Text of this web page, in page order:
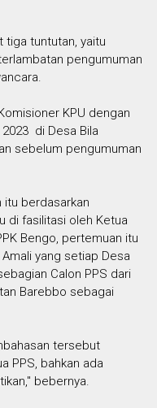
tiga tuntutan, yaitu
pengumuman
KPU dengan
di Desa Bila
sebelum pengumuman
itu berdasarkan
di fasilitasi oleh Ketua
Bengo, pertemuan itu
yang setiap Desa
Calon PPS dari
Barebbo sebagai
tersebut
PPS, bahkan ada
bebernya.